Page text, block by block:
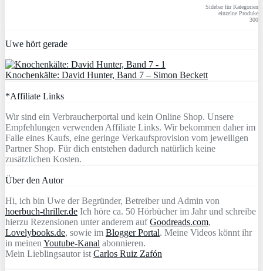
Sidebar für Kategorien
einzelne Produke
300
Uwe hört gerade
Knochenkälte: David Hunter, Band 7 – Simon Beckett
*Affiliate Links
Wir sind ein Verbraucherportal und kein Online Shop. Unsere
Empfehlungen verwenden Affiliate Links. Wir bekommen daher im
Falle eines Kaufs, eine geringe Verkaufsprovision vom jeweiligen
Partner Shop. Für dich entstehen dadurch natürlich keine
zusätzlichen Kosten.
Über den Autor
Hi, ich bin Uwe der Begründer, Betreiber und Admin von
hoerbuch-thriller.de Ich höre ca. 50 Hörbücher im Jahr und schreibe
hierzu Rezensionen unter anderem aufGoodreads.com,
Lovelybooks.de, sowie im Blogger Portal. Meine Videos könnt ihr
in meinen Youtube-Kanal abonnieren.
Mein Lieblingsautor ist Carlos Ruiz Zafón